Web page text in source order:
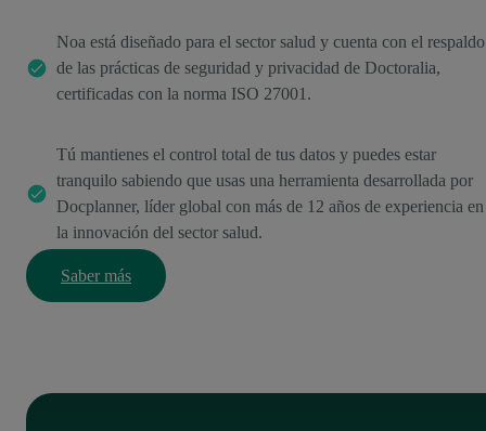
Noa está diseñado para el sector salud y cuenta con el respaldo
de las prácticas de seguridad y privacidad de Doctoralia,
certificadas con la norma ISO 27001.
Tú mantienes el control total de tus datos y puedes estar
tranquilo sabiendo que usas una herramienta desarrollada por
Docplanner, líder global con más de 12 años de experiencia en
la innovación del sector salud.
Saber más